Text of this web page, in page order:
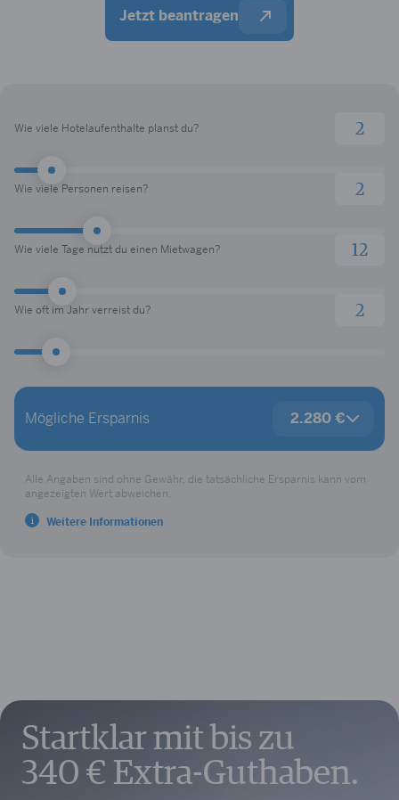
Jetzt beantragen
Wie viele Hotelaufenthalte planst du?
Wie viele Personen reisen?
Wie viele Tage nutzt du einen Mietwagen?
Wie oft im Jahr verreist du?
Deine Vorteile
Restaurantguthaben
150 €
Online-Reiseguthaben
Priority Pass
Weitere Vorteile im Wert von bis zu
1.630 €
Mögliche Ersparnis 2.280 €
Alle Angaben sind ohne Gewähr, die tatsächliche Ersparnis kann vom
angezeigten Wert abweichen.
Weitere Informationen
Startklar mit bis zu
340 € Extra-Guthaben.